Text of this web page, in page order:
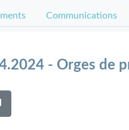
Communications
- Orges de